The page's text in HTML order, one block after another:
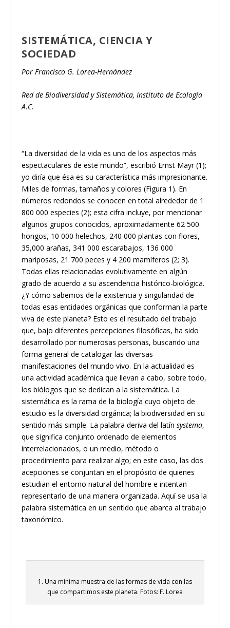
SISTEMÁTICA, CIENCIA Y
SOCIEDAD
Por Francisco G. Lorea-Hernández
Red de Biodiversidad y Sistemática, Instituto de Ecología
A.C.
“La diversidad de la vida es uno de los aspectos más
espectaculares de este mundo”, escribió Ernst Mayr (1);
yo diría que ésa es su característica más impresionante.
Miles de formas, tamaños y colores (Figura 1). En
números redondos se conocen en total alrededor de 1
800 000 especies (2); esta cifra incluye, por mencionar
algunos grupos conocidos, aproximadamente 62 500
hongos, 10 000 helechos, 240 000 plantas con flores,
35,000 arañas, 341 000 escarabajos, 136 000
mariposas, 21 700 peces y 4 200 mamíferos (2; 3).
Todas ellas relacionadas evolutivamente en algún
grado de acuerdo a su ascendencia histórico-biológica.
¿Y cómo sabemos de la existencia y singularidad de
todas esas entidades orgánicas que conforman la parte
viva de este planeta? Esto es el resultado del trabajo
que, bajo diferentes percepciones filosóficas, ha sido
desarrollado por numerosas personas, buscando una
forma general de catalogar las diversas
manifestaciones del mundo vivo. En la actualidad es
una actividad académica que llevan a cabo, sobre todo,
los biólogos que se dedican a la sistemática. La
sistemática es la rama de la biología cuyo objeto de
estudio es la diversidad orgánica; la biodiversidad en su
sentido más simple. La palabra deriva del latínsystema,
que significa conjunto ordenado de elementos
interrelacionados, o un medio, método o
procedimiento para realizar algo; en este caso, las dos
acepciones se conjuntan en el propósito de quienes
estudian el entorno natural del hombre e intentan
representarlo de una manera organizada. Aquí se usa la
palabra sistemática en un sentido que abarca al trabajo
taxonómico.
1. Una mínima muestra de las formas de vida con las
que compartimos este planeta. Fotos: F. Lorea